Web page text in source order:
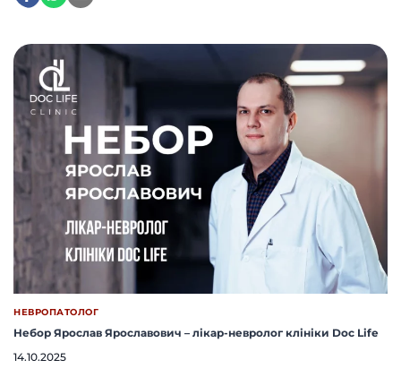
НЕВРОПАТОЛОГ
Небор Ярослав Ярославович – лікар-невролог клініки Doc Life
14.10.2025